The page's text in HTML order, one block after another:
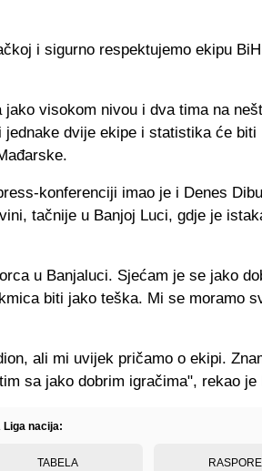
i sigurno respektujemo ekipu
visokom nivou i dva tima na
dvije ekipe i statistika će biti
konferenciji imao je i Denes
tačnije u Banjoj Luci, gdje je
u Banjaluci. Sjećam je se jako
biti jako teška. Mi se moramo
ali mi uvijek pričamo o ekipi.
sa jako dobrim igračima", rekao je
Liga nacija:
TABELA